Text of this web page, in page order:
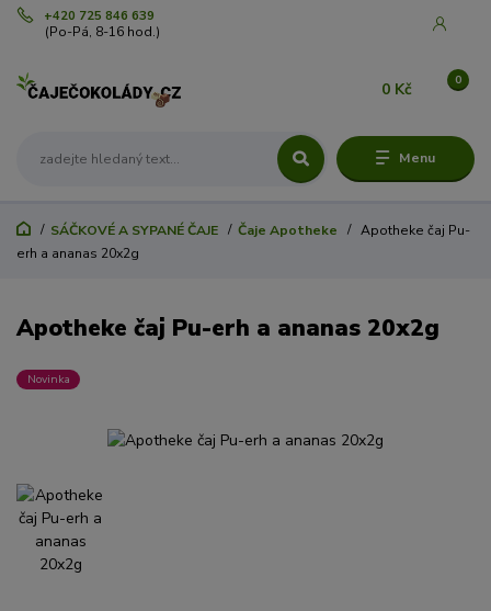
Menu
+420 725 846 639
(Po-Pá, 8-16 hod.)
0
0 Kč
SÁČKOVÉ A SYPANÉ ČAJE Čaje Apotheke
Apotheke čaj Pu-
erh a ananas 20x2g
Apotheke čaj Pu-erh a ananas 20x2g
Novinka